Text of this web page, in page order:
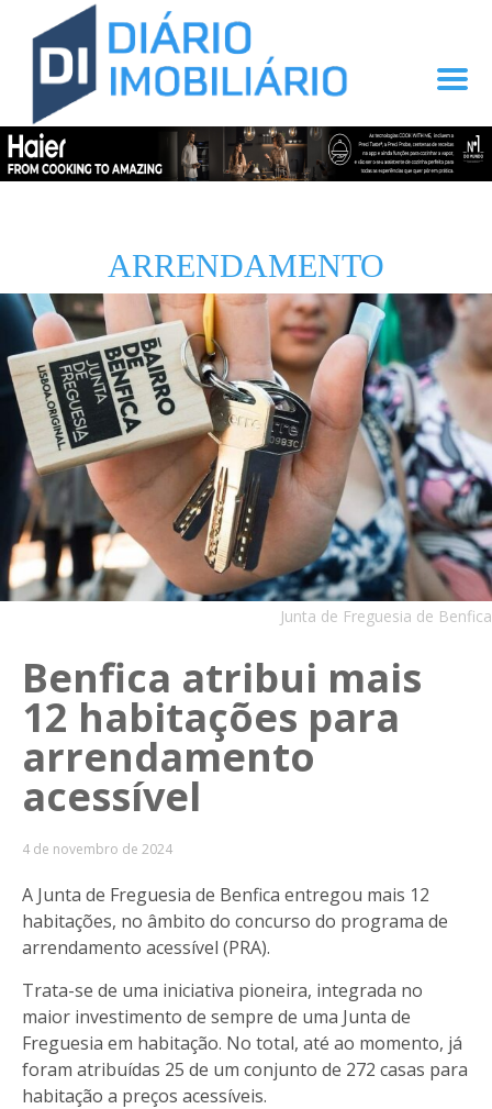
ARRENDAMENTO
Junta de Freguesia de Benfica
Benfica atribui mais
12 habitações para
arrendamento
acessível
4 de novembro de 2024
A Junta de Freguesia de Benfica entregou mais 12
habitações, no âmbito do concurso do programa de
arrendamento acessível (PRA).
Trata-se de uma iniciativa pioneira, integrada no
maior investimento de sempre de uma Junta de
Freguesia em habitação. No total, até ao momento, já
foram atribuídas 25 de um conjunto de 272 casas para
habitação a preços acessíveis.